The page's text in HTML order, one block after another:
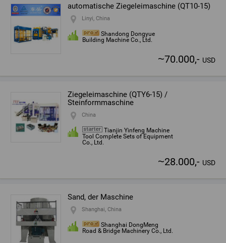
automatische Ziegeleimaschine (QT10-15)
Linyi, China
Shandong Dongyue
Building Machine Co., Ltd.
~70.000,- USD
Ziegeleimaschine (QTY6-15) /
Steinformmaschine
China
Tianjin Yinfeng Machine
Tool Complete Sets of Equipment
Co., Ltd.
~28.000,- USD
Sand, der Maschine
Shanghai, China
Shanghai DongMeng
Road & Bridge Machinery Co., Ltd.